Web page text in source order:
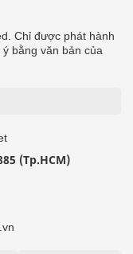
Chỉ được phát hành
bằng văn bản của
(Tp.HCM)